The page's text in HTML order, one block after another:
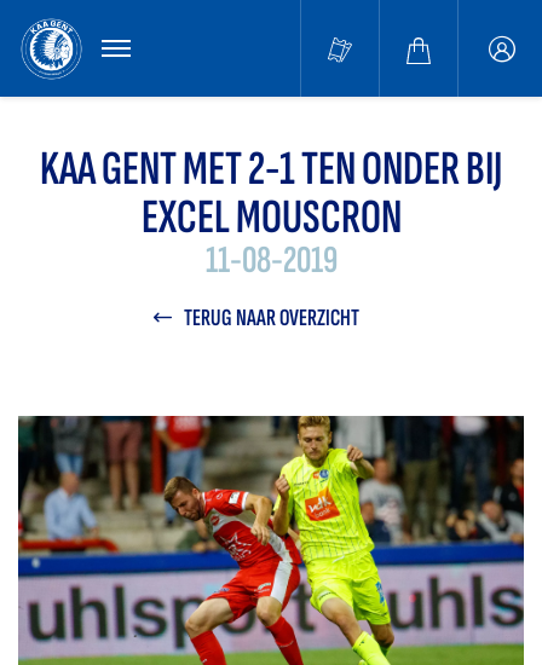
MENU
KAA GENT MET 2-1 TEN ONDER BIJ
EXCEL MOUSCRON
11-08-2019
TERUG NAAR OVERZICHT